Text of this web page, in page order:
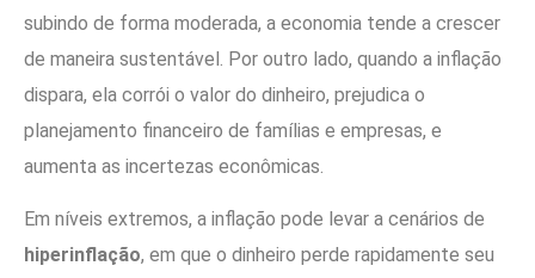
subindo de forma moderada, a economia tende a crescer
de maneira sustentável. Por outro lado, quando a inflação
dispara, ela corrói o valor do dinheiro, prejudica o
planejamento financeiro de famílias e empresas, e
aumenta as incertezas econômicas.
Em níveis extremos, a inflação pode levar a cenários de
hiperinflação, em que o dinheiro perde rapidamente seu